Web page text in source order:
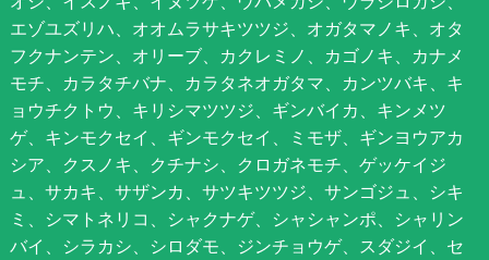
エゾユズリハ、オオムラサキツツジ、オガタマノキ、オタ
フクナンテン、オリーブ、カクレミノ、カゴノキ、カナメ
モチ、カラタチバナ、カラタネオガタマ、カンツバキ、キ
ョウチクトウ、キリシマツツジ、ギンバイカ、キンメツ
ゲ、キンモクセイ、ギンモクセイ、ミモザ、ギンヨウアカ
シア、クスノキ、クチナシ、クロガネモチ、ゲッケイジ
ュ、サカキ、サザンカ、サツキツツジ、サンゴジュ、シキ
ミ、シマトネリコ、シャクナゲ、シャシャンポ、シャリン
バイ、シラカシ、シロダモ、ジンチョウゲ、スダジイ、セ